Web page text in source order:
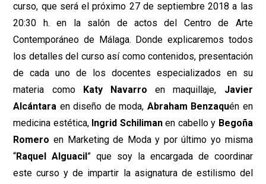
curso, que será el próximo 27 de septiembre 2018 a las
20:30 h. en la salón de actos del Centro de Arte
Contemporáneo de Málaga. Donde explicaremos todos
los detalles del curso así como contenidos, presentación
de cada uno de los docentes especializados en su
materia como Katy Navarro en maquillaje, Javier
Alcántara en diseño de moda, Abraham Benzaquén en
medicina estética, Ingrid Schilimanen cabello y Begoña
Romero en Marketing de Moda y por último yo misma
“Raquel Alguacil” que soy la encargada de coordinar
este curso y de impartir la asignatura de estilismo del